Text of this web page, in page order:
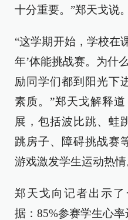
十分重要。”郑天戈说。
“这学期开始，学校在
年’体能挑战赛。为什
励同学们都到阳光下
素质。”郑天戈解释
展，包括波比跳、蛙
跳房子、障碍挑战赛
游戏激发学生运动热情
郑天戈向记者出示
据：85%参赛学生心率